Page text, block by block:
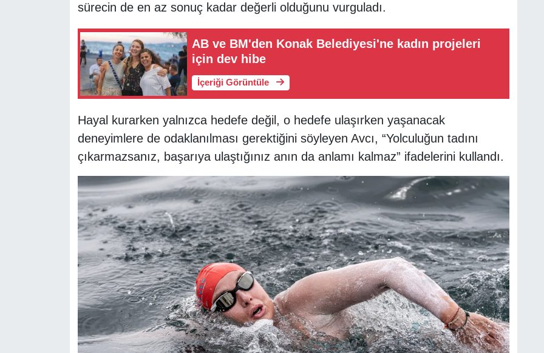
sürecin de en az sonuç kadar değerli olduğunu vurguladı.
AB ve BM'den Konak Belediyesi'ne kadın projeleri
için dev hibe
İçeriği Görüntüle
Hayal kurarken yalnızca hedefe değil, o hedefe ulaşırken yaşanacak
deneyimlere de odaklanılması gerektiğini söyleyen Avcı, “Yolculuğun tadını
çıkarmazsanız, başarıya ulaştığınız anın da anlamı kalmaz” ifadelerini kullandı.